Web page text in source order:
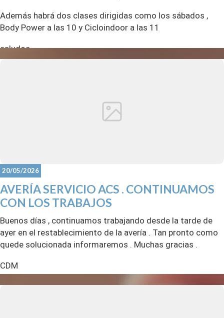
Además habrá dos clases dirigidas como los sábados ,
Body Power a las 10 y Cicloindoor a las 11
saludos
20/05/2026
AVERÍA SERVICIO ACS . CONTINUAMOS
CON LOS TRABAJOS
Buenos días , continuamos trabajando desde la tarde de
ayer en el restablecimiento de la avería . Tan pronto como
quede solucionada informaremos . Muchas gracias .
CDM